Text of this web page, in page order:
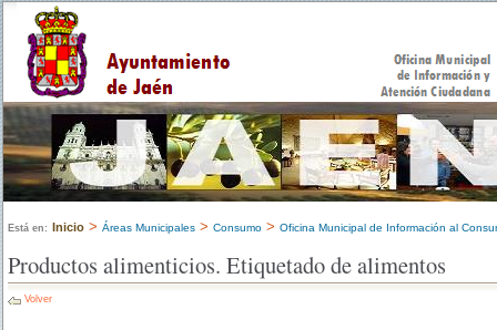
Está en: Inicio > Áreas Municipales > Consumo > Oficina Municipal de Información al
Productos alimenticios. Etiquetado de alimentos
Volver